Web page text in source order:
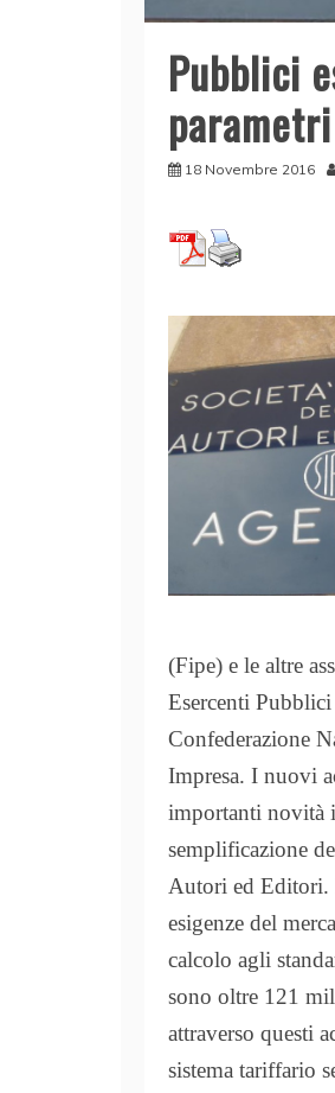
Pubblici
18 Novembre 2016
(Fipe) e le altre
Esercenti
Confederazione
Impresa. I nuovi
importanti novità
semplificazione
Autori ed Editori.
esigenze del
calcolo agli
sono oltre 121
attraverso questi
sistema tariffario